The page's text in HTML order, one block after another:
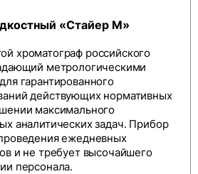
«Стайер М»
хроматограф российского
метрологическими
гарантированного
действующих нормативных
максимального
аналитических задач. Прибор
ежедневных
и не требует высочайшего
персонала.